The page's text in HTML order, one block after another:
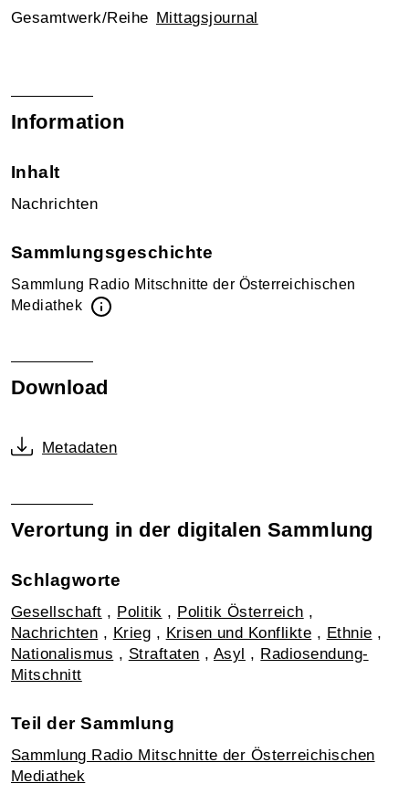
Gesamtwerk/Reihe Mittagsjournal
Information
Inhalt
Nachrichten
Sammlungsgeschichte
Sammlung Radio Mitschnitte der Österreichischen
Mediathek
Download
Metadaten
Verortung in der digitalen Sammlung
Schlagworte
Gesellschaft , Politik , Politik Österreich ,
Nachrichten , Krieg , Krisen und Konflikte , Ethnie ,
Nationalismus , Straftaten , Asyl , Radiosendung-
Mitschnitt
Teil der Sammlung
Sammlung Radio Mitschnitte der Österreichischen
Mediathek